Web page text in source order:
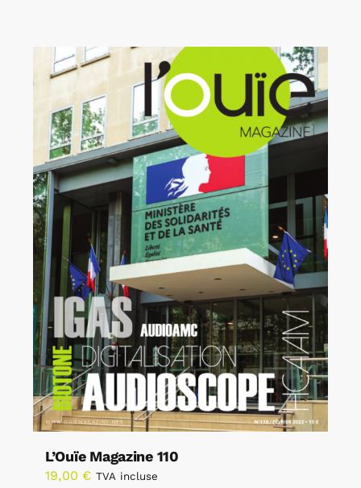
L’Ouïe Magazine 110
19,00 € TVA incluse